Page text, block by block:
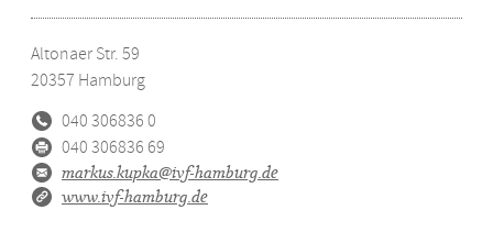
Altonaer Str. 59
20357 Hamburg
040 306836 0
040 306836 69
markus.kupka@ivf-hamburg.de
www.ivf-hamburg.de